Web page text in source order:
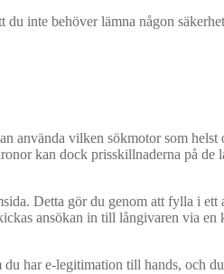
inte behöver lämna någon
använda vilken sökmotor som
kan dock prisskillnaderna på de
Detta gör du genom att fylla i
ansökan in till långivaren via
har e-legitimation till hands, och